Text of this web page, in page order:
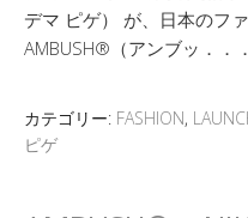
デマ ピゲ） が、日本のフ
AMBUSH®（アンブッ．．．
カテゴリー: FASHION,
ピゲ